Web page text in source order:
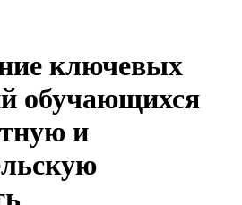
ключевых
обучающихся
и